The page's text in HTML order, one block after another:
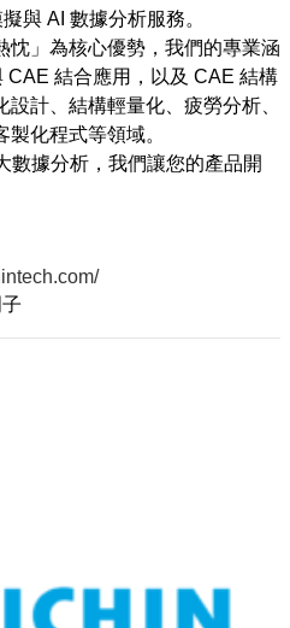
與 AI 數據分析服務。
忱」為核心優勢，我們的專業涵
CAE 結合應用，以及 CAE 結構
計、結構輕量化、疲勞分析、
化程式等領域。
數據分析，我們讓您的產品開